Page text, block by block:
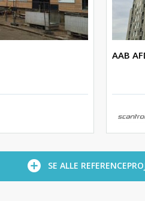
AAB
SE ALLE